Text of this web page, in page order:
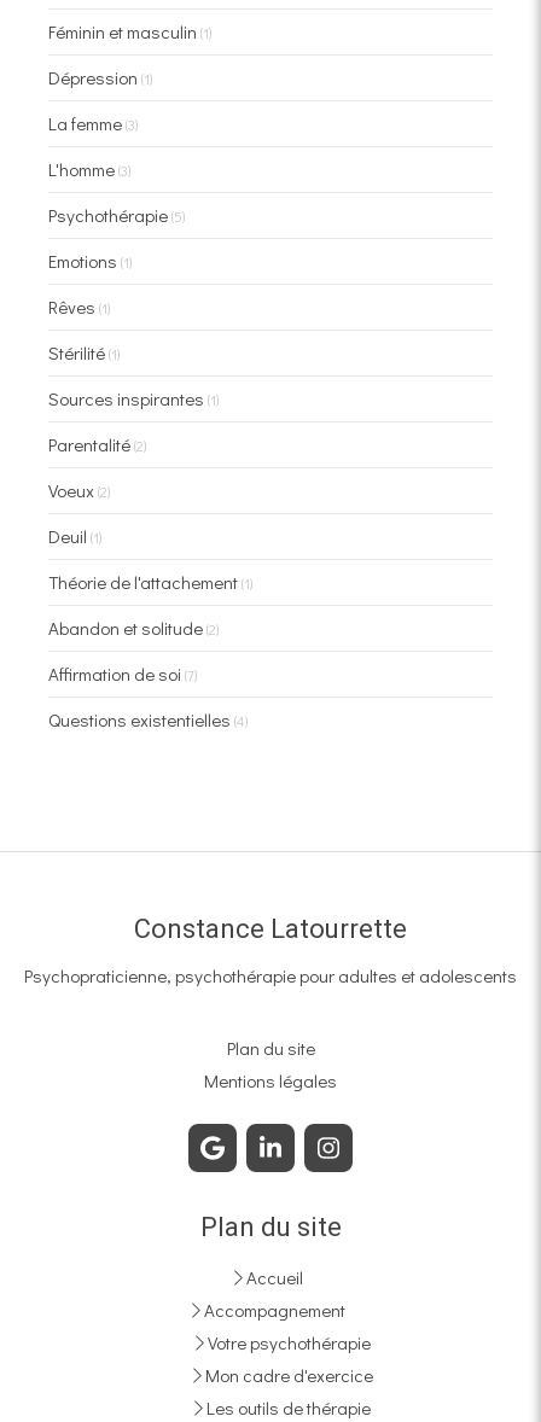
Féminin et masculin (1)
Dépression (1)
La femme(3)
L'homme(3)
Psychothérapie(5)
Emotions (1)
Rêves (1)
Stérilité(1)
Sources inspirantes (1)
Parentalité(2)
Voeux(2)
Deuil (1)
Théorie de l'attachement(1)
Abandon et solitude(2)
Affirmation de soi (7)
Questions existentielles (4)
Constance Latourrette
Psychopraticienne, psychothérapie pour adultes et adolescents
Plan du site
Mentions légales
Plan du site
Accueil
Accompagnement
Votre psychothérapie
Mon cadre d'exercice
Les outils de thérapie